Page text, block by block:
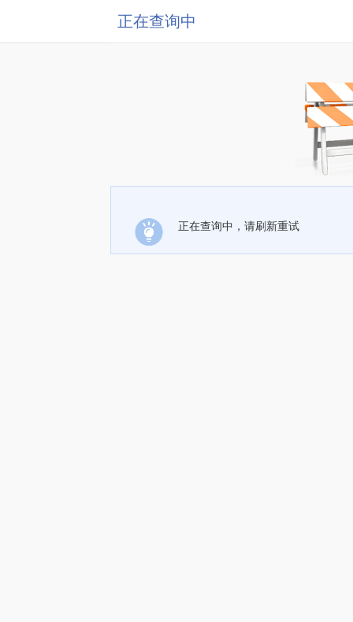
正在查询中
正在查询中，请刷新重试